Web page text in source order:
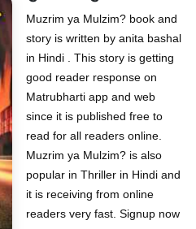
Muzrim ya Mulzim? book and
story is written by anita bashal
in Hindi . This story is getting
good reader response on
Matrubharti app and web
since it is published free to
read for all readers online.
Muzrim ya Mulzim? is also
popular in Thriller in Hindi and
it is receiving from online
readers very fast. Signup now